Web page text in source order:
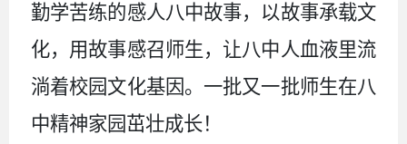
勤学苦练的感人八中故事，以故事承载文
化，用故事感召师生，让八中人血液里流
淌着校园文化基因。一批又一批师生在八
中精神家园茁壮成长！